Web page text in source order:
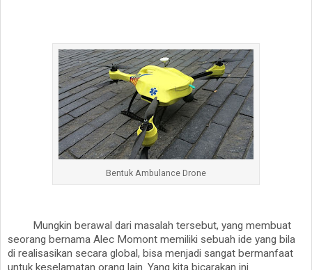
Bentuk Ambulance Drone
Mungkin berawal dari masalah tersebut, yang membuat
seorang bernama Alec Momont memiliki sebuah ide yang bila
di realisasikan secara global, bisa menjadi sangat bermanfaat
untuk keselamatan orang lain. Yang kita bicarakan ini